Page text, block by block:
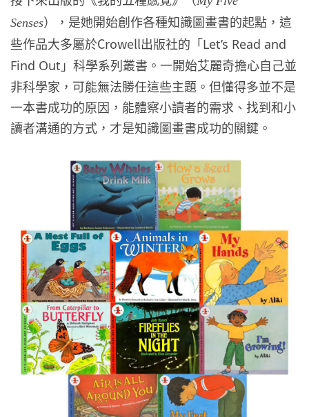
Senses），是她開始創作各種知識圖畫書的起點，這
些作品大多屬於Crowell出版社的「Let’s Read and
Find Out 」科學系列叢書。一開始艾麗奇擔心自己並
非科學家，可能無法勝任這些主題。但懂得多並不是
一本書成功的原因，能體察小讀者的需求、找到和小
讀者溝通的方式，才是知識圖畫書成功的關鍵。